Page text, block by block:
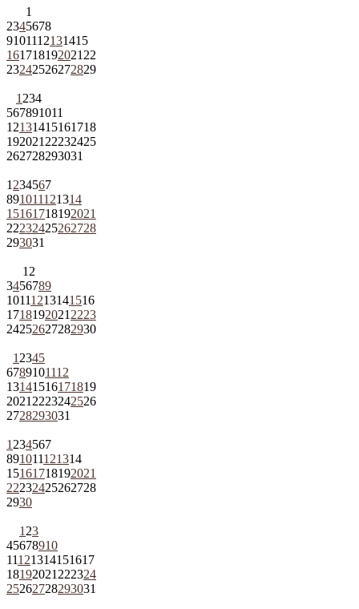
1
2345678
9101112131415
161718192021 22
23242526272829
1 234
567891011
12131415161718
192021 22232425
262728293031
1 234567
891011121314
15161718192021
22232425262728
293031
1 2
3456789
10111213141516
1718192021 2223
24252627282930
1 2345
6789101112
13141516171819
2021 2223242526
2728293031
1 234567
891011121314
15161718192021
22232425262728
2930
1 23
45678910
11121314151617
18192021 222324
25262728293031